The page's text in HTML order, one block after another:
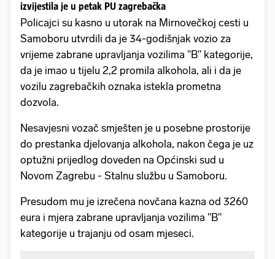
izvijestila je u petak PU zagrebačka
Policajci su kasno u utorak na Mirnovečkoj cesti u
Samoboru utvrdili da je 34-godišnjak vozio za
vrijeme zabrane upravljanja vozilima "B" kategorije,
da je imao u tijelu 2,2 promila alkohola, ali i da je
vozilu zagrebačkih oznaka istekla prometna
dozvola.
Nesavjesni vozač smješten je u posebne prostorije
do prestanka djelovanja alkohola, nakon čega je uz
optužni prijedlog doveden na Općinski sud u
Novom Zagrebu - Stalnu službu u Samoboru.
Presudom mu je izrečena novčana kazna od 3260
eura i mjera zabrane upravljanja vozilima "B"
kategorije u trajanju od osam mjeseci.